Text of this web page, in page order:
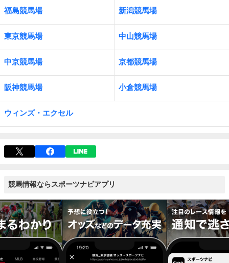
福島競馬場 新潟競馬場
東京競馬場 中山競馬場
中京競馬場 京都競馬場
阪神競馬場 小倉競馬場
ウィンズ・エクセル
競馬情報ならスポーツナビアプリ